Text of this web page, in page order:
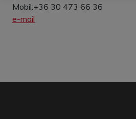
Mobil:+36 30 473 66 36
e-mail